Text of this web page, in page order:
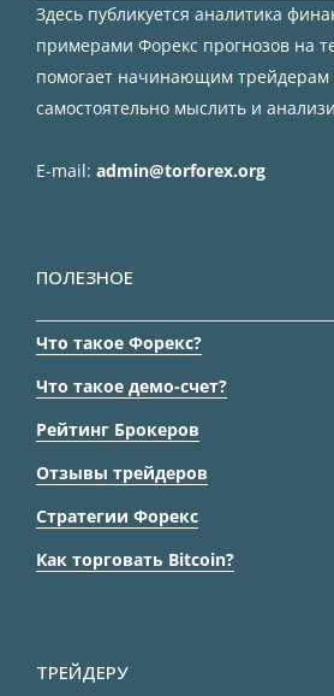
Здесь публикуется аналитика
примерами Форекс прогнозов на
помогает начинающим трейдерам
самостоятельно мыслить и
E-mail: admin@torforex.org
ПОЛЕЗНОЕ
Что такое Форекс?
Что такое демо-счет?
Рейтинг Брокеров
Отзывы трейдеров
Стратегии Форекс
Как торговать Bitcoin?
ТРЕЙДЕРУ